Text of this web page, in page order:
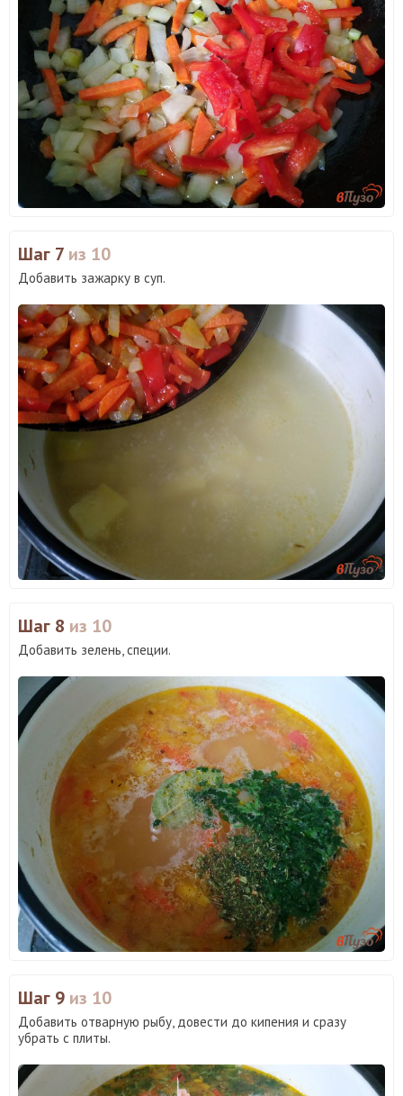
Шаг 7 из 10
Добавить зажарку в суп.
Шаг 8 из 10
Добавить зелень, специи.
Шаг 9 из 10
Добавить отварную рыбу, довести до кипения и сразу
убрать с плиты.